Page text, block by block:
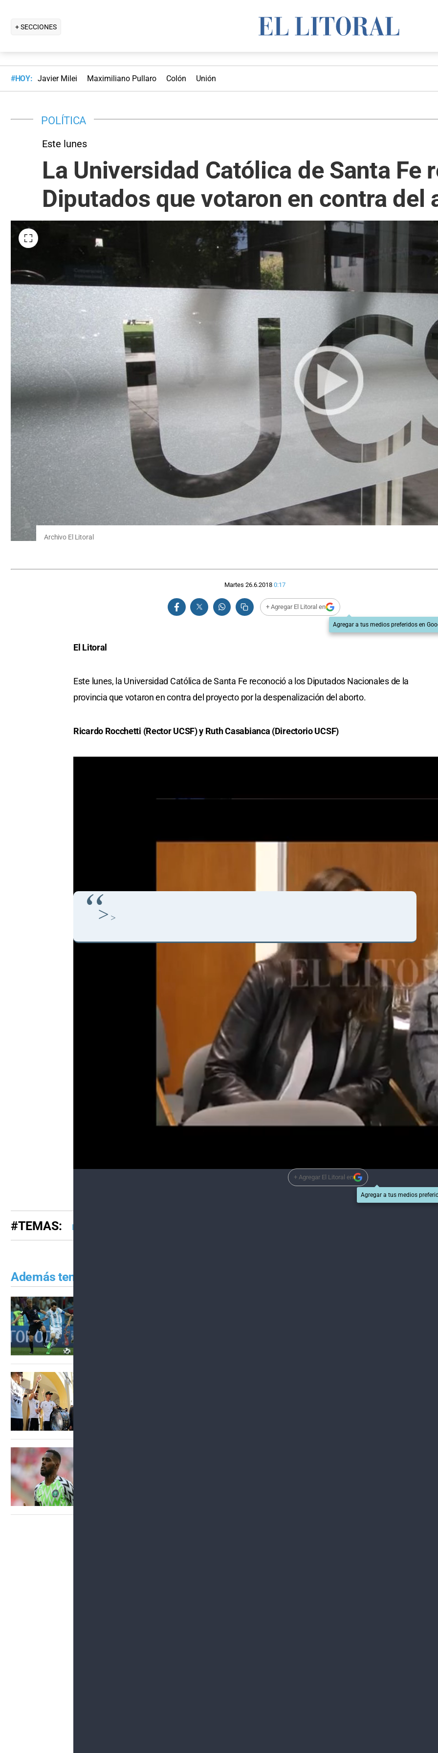
+ SECCIONES
#HOY: Javier Milei Maximiliano Pullaro Colón Unión
POLÍTICA
Este lunes
La Universidad Católica de Santa Fe
Diputados que votaron en contra del
Archivo El Litoral
Martes 26.6.2018 0:17
+ Agregar El Litoral en
Agregar a tus medios preferidos en
El Litoral
Este lunes, la Universidad Católica de Santa Fe reconoció a los Diputados Nacionales de la
provincia que votaron en contra del proyecto por la despenalización del aborto.
Ricardo Rocchetti (Rector UCSF) y Ruth Casabianca (Directorio UCSF)
> >
"Los diputados están defendiendo las dos vidas, la de la madre y la del hijo" Ruth Casabianca, del
Por otra parte, la Diputada Gisela Scaglia de Cambiemos, explicó que "es un gesto muy
importante de una parte de nuestra sociedad, que reconoce la valentía de muchos diputados que
dijimos en el congreso que el Estado está para defender y proteger la vida". Y agregó que "en
Santa Fe se siente fuerte la defensa del derecho a la vida".
Finalmente, el Diputado Lucas Inccico de Cambiemos, comentó: "Creo que el Senado va a seguir
con el debate democrático como se dio en Diputados".
+ Agregar El Litoral en
Agregar a tus medios
#TEMAS: Despenalizacion del aborto
Además tenés que leer: